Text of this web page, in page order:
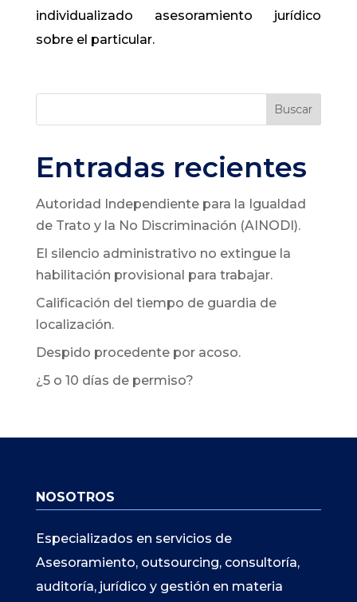
individualizado asesoramiento jurídico
sobre el particular.
Buscar
Entradas recientes
Autoridad Independiente para la Igualdad
de Trato y la No Discriminación (AINODI).
El silencio administrativo no extingue la
habilitación provisional para trabajar.
Calificación del tiempo de guardia de
localización.
Despido procedente por acoso.
¿5 o 10 días de permiso?
NOSOTROS
Especializados en servicios de
Asesoramiento, outsourcing, consultoría,
auditoría, jurídico y gestión en materia